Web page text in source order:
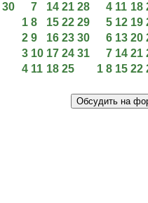
30
7
14 21 28
1 8 15 22 29
2 9 16 23 30
3 10 17 24 31
4 11 18 25
4 11 18
5 12 19
6 13 20
7 14 21
1 8 15 22